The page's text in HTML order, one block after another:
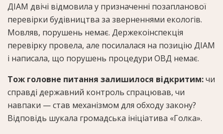
ДІАМ двічі відмовила у призначенні позапланової
перевірки будівництва за зверненнями екологів.
Мовляв, порушень немає. Держекоінспекція
перевірку провела, але посилалася на позицію ДІАМ
і написала, що порушень процедури ОВД немає.
Тож головне питання залишилося відкритим:чи
справді державний контроль спрацював, чи
навпаки — став механізмом для обходу закону?
Відповідь шукала громадська ініціатива «Голка».